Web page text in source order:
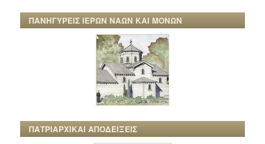
ΠΑΝΗΓΥΡΕΙΣ ΙΕΡΩΝ ΝΑΩΝ ΚΑΙ ΜΟΝΩΝ
ΠΑΤΡΙΑΡΧΙΚΑΙ ΑΠΟΔΕΙΞΕΙΣ